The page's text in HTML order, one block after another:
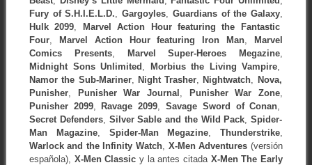
Fury of S.H.I.E.L.D.
Gargoyles Guardians of the Galaxy
Hulk 2099
Marvel Action Hour featuring the Fantastic
Four, Marvel Action Hour featuring Iron Man
Marvel
Comics Presents, Marvel Super-Heroes Megazine
Midnight Sons Unlimited
Morbius the Living Vampire
Namor the Sub-Mariner, Night Trasher Nightwatch
Nova,
Punisher, Punisher War Journal Punisher War Zone
Punisher 2099, Ravage 2099 Savage Sword of Conan
Secret Defenders, Silver Sable and the Wild Pack Spider-
Man Magazine, Spider-Man Megazine Thunderstrike
Warlock and the Infinity Watch X-Men Adventures (versión
española), X-Men Classic y la antes citada X-Men The Early